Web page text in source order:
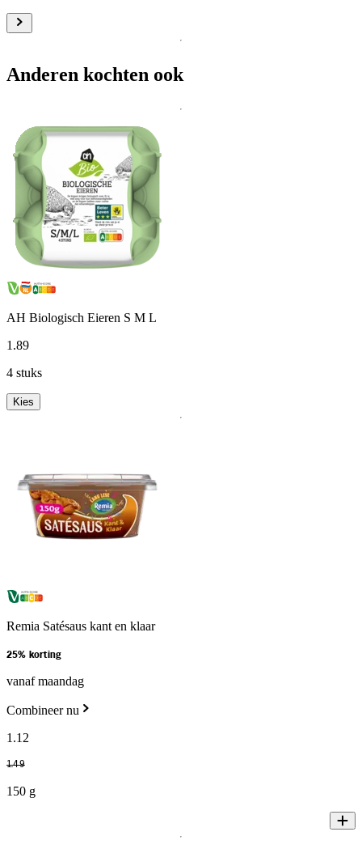
Anderen kochten ook
AH Biologisch Eieren S M L
1 .89
4 stuks
Kies
Remia Satésaus kant en klaar
25% korting
vanaf maandag
Combineer nu
1 .12
1.49
150 g